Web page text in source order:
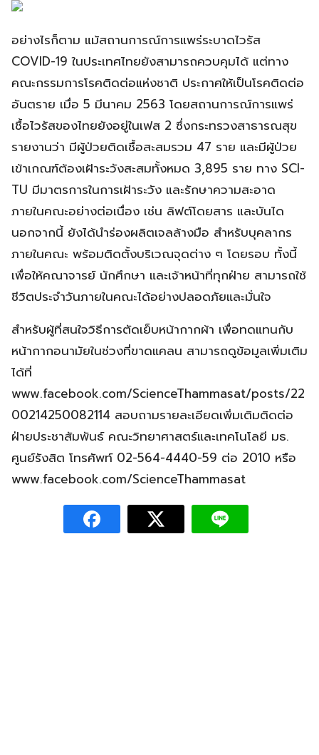
อย่างไรก็ตาม แม้สถานการณ์การแพร่ระบาดไวรัส
COVID-19 ในประเทศไทยยังสามารถควบคุมได้ แต่ทาง
คณะกรรมการโรคติดต่อแห่งชาติ ประกาศให้เป็นโรคติดต่อ
อันตราย เมื่อ 5 มีนาคม 2563 โดยสถานการณ์การแพร่
เชื้อไวรัสของไทยยังอยู่ในเฟส 2 ซึ่งกระทรวงสาธารณสุข
รายงานว่า มีผู้ป่วยติดเชื้อสะสมรวม 47 ราย และมีผู้ป่วย
เข้าเกณฑ์ต้องเฝ้าระวังสะสมทั้งหมด 3,895 ราย ทาง SCI-
TU มีมาตรการในการเฝ้าระวัง และรักษาความสะอาด
ภายในคณะอย่างต่อเนื่อง เช่น ลิฟต์โดยสาร และบันได
นอกจากนี้ ยังได้นำร่องผลิตเจลล้างมือ สำหรับบุคลากร
ภายในคณะ พร้อมติดตั้งบริเวณจุดต่าง ๆ โดยรอบ ทั้งนี้
เพื่อให้คณาจารย์ นักศึกษา และเจ้าหน้าที่ทุกฝ่าย สามารถใช้
ชีวิตประจำวันภายในคณะได้อย่างปลอดภัยและมั่นใจ
สำหรับผู้ที่สนใจวิธีการตัดเย็บหน้ากากผ้า เพื่อทดแทนกับ
หน้ากากอนามัยในช่วงที่ขาดแคลน สามารถดูข้อมูลเพิ่มเติม
ได้ที่
www.facebook.com/ScienceThammasat/posts/22
00214250082114 สอบถามรายละเอียดเพิ่มเติมติดต่อ
ฝ่ายประชาสัมพันธ์ คณะวิทยาศาสตร์และเทคโนโลยี มธ.
ศูนย์รังสิต โทรศัพท์ 02-564-4440-59 ต่อ 2010 หรือ
www.facebook.com/ScienceThammasat